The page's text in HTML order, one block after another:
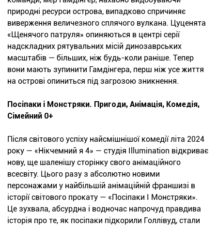
природні ресурси острова, випадково спричиняє
виверження величезного сплячого вулкана. Цуценята
«Щенячого патруля» опиняються в центрі серії
надскладних рятувальних місій динозаврських
масштабів — більших, ніж будь-коли раніше. Тепер
вони мають зупинити Гамдінгера, перш ніж усе життя
на острові опиниться під загрозою зникнення.
Посіпаки і Монстряки. Пригоди, Анімація, Комедія,
Сімейний 0+
Після світового успіху найсмішнішої комедії літа 2024
року — «Нікчемний я 4» — студія Illumination відкриває
нову, ще шаленішу сторінку свого анімаційного
всесвіту. Цього разу з абсолютно новими
персонажами у найбільшій анімаційній франшизі в
історії світового прокату — «Посіпаки І Монстряки».
Це зухвала, абсурдна і водночас напрочуд правдива
історія про те, як посіпаки підкорили Голлівуд, стали